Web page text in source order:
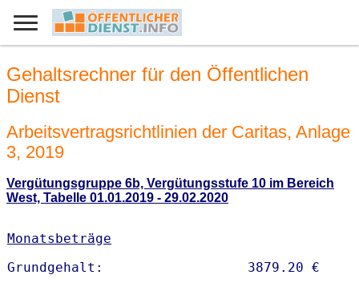
Gehaltsrechner für den Öffentlichen
Dienst
Arbeitsvertragsrichtlinien der Caritas, Anlage
3, 2019
Vergütungsgruppe 6b, Vergütungsstufe 10 im Bereich
West, Tabelle 01.01.2019 - 29.02.2020
Monatsbeträge